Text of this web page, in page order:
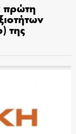
πρώτη
της